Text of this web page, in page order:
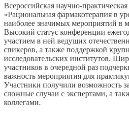
Всероссийская научно-
«Рациональная фармакотерапия в
наиболее значимых мероприятий в
Высокий статус конференции
участием в ней ведущих
спикеров, а также поддержкой
исследовательских институтов.
участников в очередной раз
важность мероприятия для
Участники получили возможность
сложные случаи с экспертами, а
коллегами.